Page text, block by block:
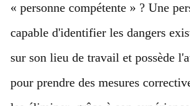
« personne compétente » ? Une
capable d'identifier les dangers
sur son lieu de travail et possède
pour prendre des mesures